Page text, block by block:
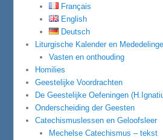
Français
English
Deutsch
Liturgische Kalender en
Vasten en onthouding
Homilies
Geestelijke Voordrachten
De Geestelijke Oefeningen
Onderscheiding der Geesten
Catechismuslessen en Geloofsleer
Mechelse Catechismus – tekst